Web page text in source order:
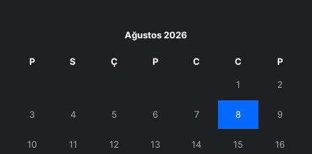
Ağustos 2026
P S Ç P C C P
1 2
3 4 5 6 7 8 9
10 11 12 13 14 15 16